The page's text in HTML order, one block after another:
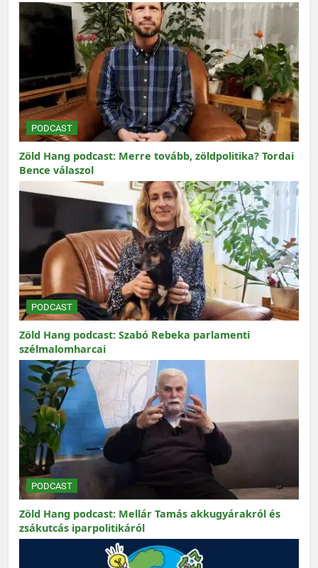
PODCAST
Zöld Hang podcast: Merre tovább, zöldpolitika? Tordai
Bence válaszol
PODCAST
Zöld Hang podcast: Szabó Rebeka parlamenti
szélmalomharcai
PODCAST
Zöld Hang podcast: Mellár Tamás akkugyárakról és
zsákutcás iparpolitikáról